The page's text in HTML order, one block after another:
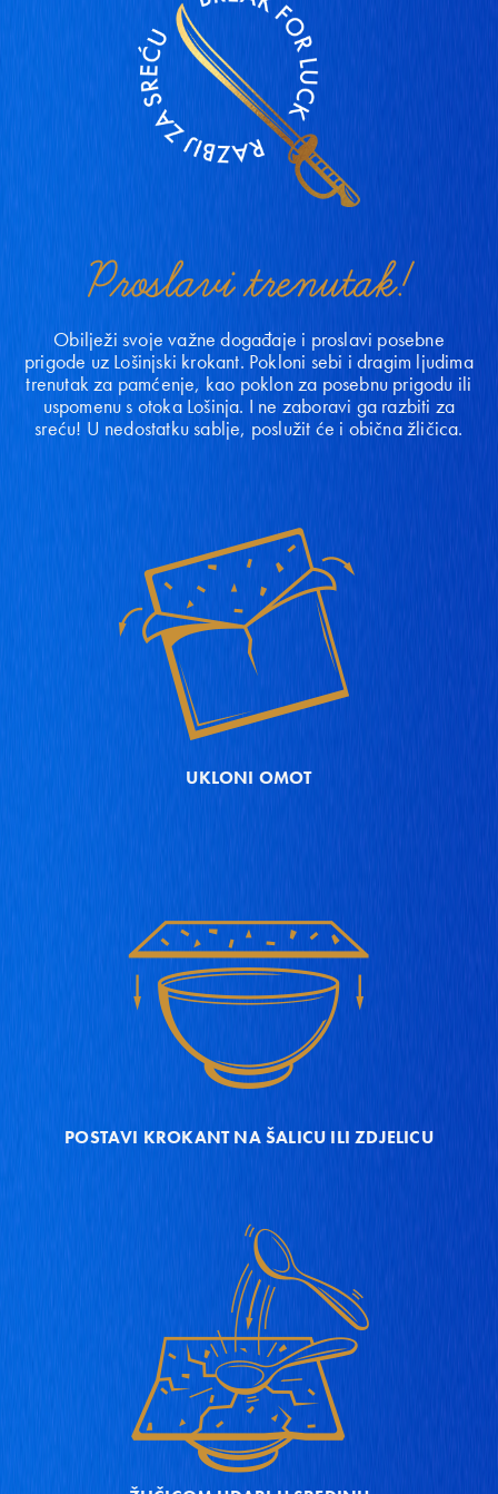
Proslavi trenutak!
Obilježi svoje važne događaje i proslavi posebne
prigode uz Lošinjski krokant. Pokloni sebi i dragim ljudima
trenutak za pamćenje, kao poklon za posebnu prigodu ili
uspomenu s otoka Lošinja. I ne zaboravi ga razbiti za
sreću! U nedostatku sablje, poslužit će i obična žličica.
UKLONI OMOT
POSTAVI KROKANT NA ŠALICU ILI ZDJELICU